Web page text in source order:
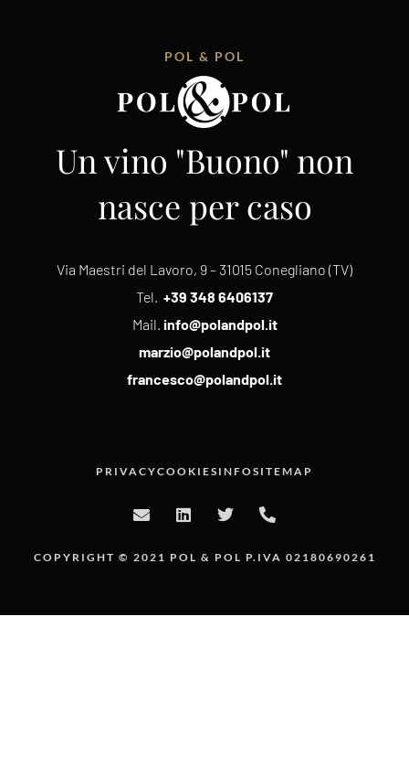
POL & POL
Un vino "Buono" non
nasce per caso
Via Maestri del Lavoro, 9 – 31015 Conegliano (TV)
Tel. +39 348 6406137
Mail. info@polandpol.it
marzio@polandpol.it
francesco@polandpol.it
PRIVACYCOOKIES INFOSITEMAP
COPYRIGHT © 2021 POL & POL P.IVA 02180690261